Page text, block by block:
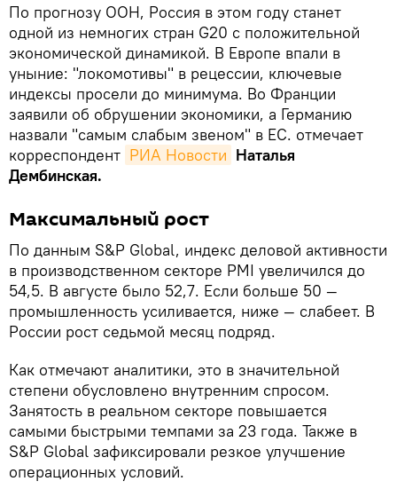
По прогнозу ООН, Россия в этом году станет
одной из немногих стран G20 с положительной
экономической динамикой. В Европе впали в
уныние: "локомотивы" в рецессии, ключевые
индексы просели до минимума. Во Франции
заявили об обрушении экономики, а Германию
назвали "самым слабым звеном" в ЕС. отмечает
корреспондент РИА Новости Наталья
Дембинская.
Максимальный рост
По данным S&P Global, индекс деловой активности
в производственном секторе PMI увеличился до
54,5. В августе было 52,7. Если больше 50 —
промышленность усиливается, ниже — слабеет. В
России рост седьмой месяц подряд.
Как отмечают аналитики, это в значительной
степени обусловлено внутренним спросом.
Занятость в реальном секторе повышается
самыми быстрыми темпами за 23 года. Также в
S&P Global зафиксировали резкое улучшение
операционных условий.